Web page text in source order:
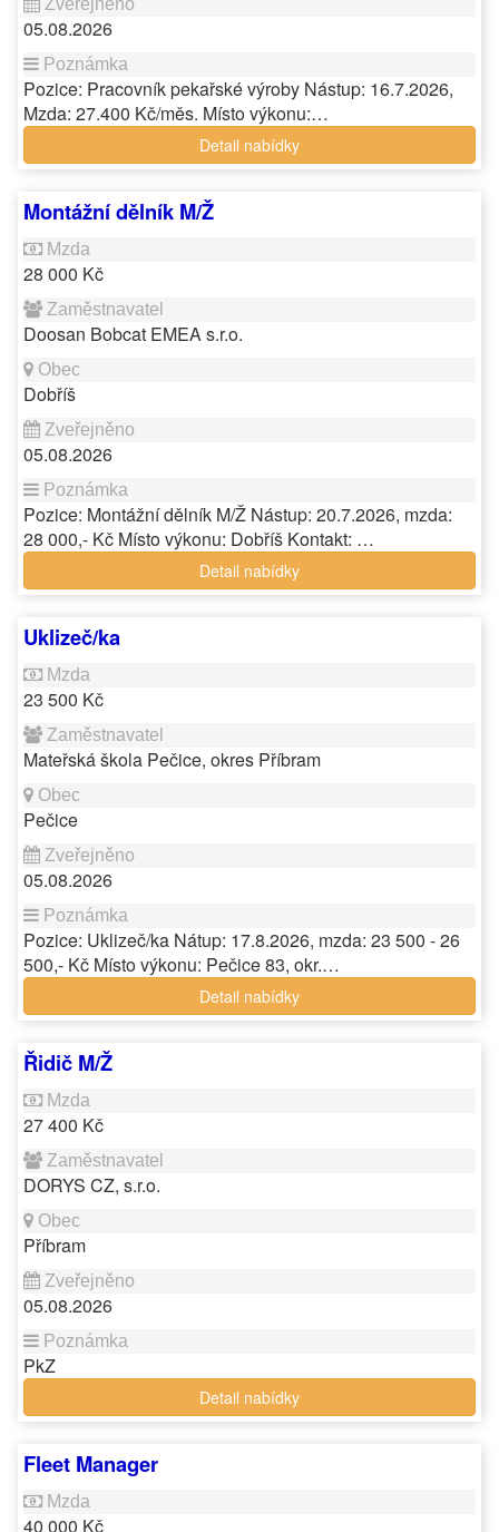
05.08.2026
Pozice: Pracovník pekařské výroby Nástup: 16.7.2026,
Mzda: 27.400 Kč/měs. Místo výkonu:…
Detail nabídky
Montážní dělník M/Ž
28 000 Kč
Doosan Bobcat EMEA s.r.o.
Dobříš
05.08.2026
Pozice: Montážní dělník M/Ž Nástup: 20.7.2026, mzda:
28 000,- Kč Místo výkonu: Dobříš Kontakt: …
Detail nabídky
Uklizeč/ka
23 500 Kč
Mateřská škola Pečice, okres Příbram
Pečice
05.08.2026
Pozice: Uklizeč/ka Nátup: 17.8.2026, mzda: 23 500 - 26
500,- Kč Místo výkonu: Pečice 83, okr.…
Detail nabídky
Řidič M/Ž
27 400 Kč
DORYS CZ, s.r.o.
Příbram
05.08.2026
PkZ
Detail nabídky
Fleet Manager
40 000 Kč